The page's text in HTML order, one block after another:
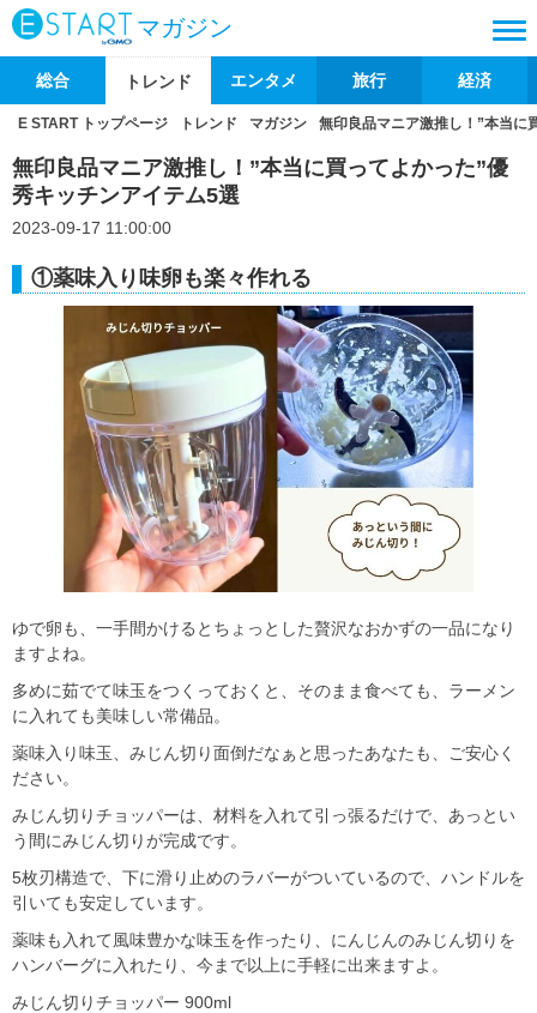
マガジン
総合 トレンド エンタメ 旅行 経済
E START トップページ トレンド マガジン 無印良品マニア激推し！”本当に
無印良品マニア激推し！”本当に買ってよかった”優
秀キッチンアイテム5選
2023-09-17 11:00:00
①薬味入り味卵も楽々作れる
ゆで卵も、一手間かけるとちょっとした贅沢なおかずの一品になり
ますよね。
多めに茹でて味玉をつくっておくと、そのまま食べても、ラーメン
に入れても美味しい常備品。
薬味入り味玉、みじん切り面倒だなぁと思ったあなたも、ご安心く
ださい。
みじん切りチョッパーは、材料を入れて引っ張るだけで、あっとい
う間にみじん切りが完成です。
5枚刃構造で、下に滑り止めのラバーがついているので、ハンドルを
引いても安定しています。
薬味も入れて風味豊かな味玉を作ったり、にんじんのみじん切りを
ハンバーグに入れたり、今まで以上に手軽に出来ますよ。
みじん切りチョッパー 900ml